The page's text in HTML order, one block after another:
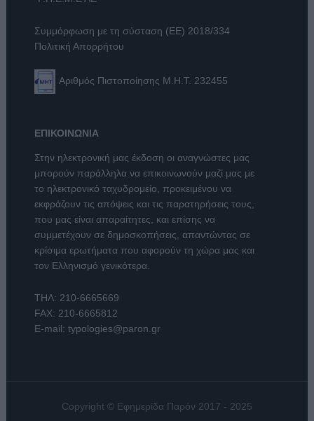
Συμμόρφωση με τη σύσταση (ΕΕ) 2018/334
Πολιτική Απορρήτου
Αριθμός Πιστοποίησης Μ.Η.Τ. 232455
ΕΠΙΚΟΙΝΩΝΙΑ
Στην ηλεκτρονική μας έκδοση οι αναγνώστες μας
μπορούν παράλληλα να επικοινωνούν μαζί μας με
το ηλεκτρονικό ταχυδρομείο, προκειμένου να
εκφράζουν τις απόψεις και τις παρατηρήσεις τους,
που μας είναι απαραίτητες, και επίσης να
συμμετέχουν σε δημοσκοπήσεις, απαντώντας σε
κρίσιμα ερωτήματα που αφορούν τη χώρα μας και
τον Ελληνισμό γενικότερα.
ΤΗΛ: 210-6665669
FAX: 210-6665812
E-mail: typologies@paron.gr
Copyright © Εφημερίδα Παρόν 2017 - 2025